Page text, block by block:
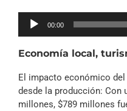
Reproductor
00:00
Economía local,
El impacto económico del
desde la producción: Con
millones, $789 millones